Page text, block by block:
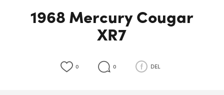
1968 Mercury Cougar
XR7
0 0 DEL